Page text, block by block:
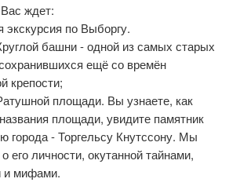
ждет:
экскурсия по Выборгу.
башни - одной из самых старых
ещё со времён
крепости;
площади. Вы узнаете, как
площади, увидите памятник
города - Торгельсу Кнутссону. Мы
его личности, окутанной тайнами,
и мифами.